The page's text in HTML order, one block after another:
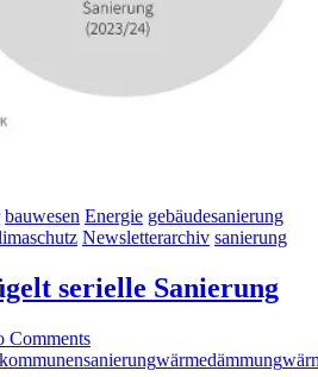
bauwesen Energie gebäudesanierung
Newsletterarchiv sanierung
serielle Sanierung
Comments
kommunensanierungwärmedämmung